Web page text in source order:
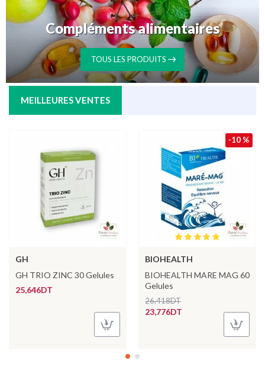
Compléments alimentaires
TOUS LES PRODUITS
MEILLEURES VENTES
GH
GH TRIO ZINC 30 Gelules
25,646DT
-10 %
BIOHEALTH
BIOHEALTH MARE MAG 60
Gelules
23,776DT
26,418DT